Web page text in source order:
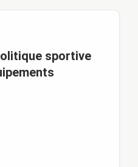
sportive